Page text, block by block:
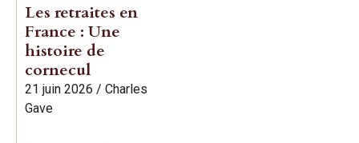
Les retraites en
France : Une
histoire de
cornecul
21 juin 2026 / Charles
Gave